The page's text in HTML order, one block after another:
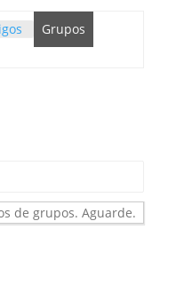
Grupos
de grupos. Aguarde.